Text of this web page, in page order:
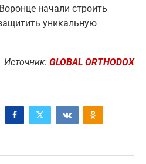
начали строить
уникальную
Источник: GLOBAL ORTHODOX